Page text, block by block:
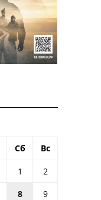
Сб Вс
1
2
8
9